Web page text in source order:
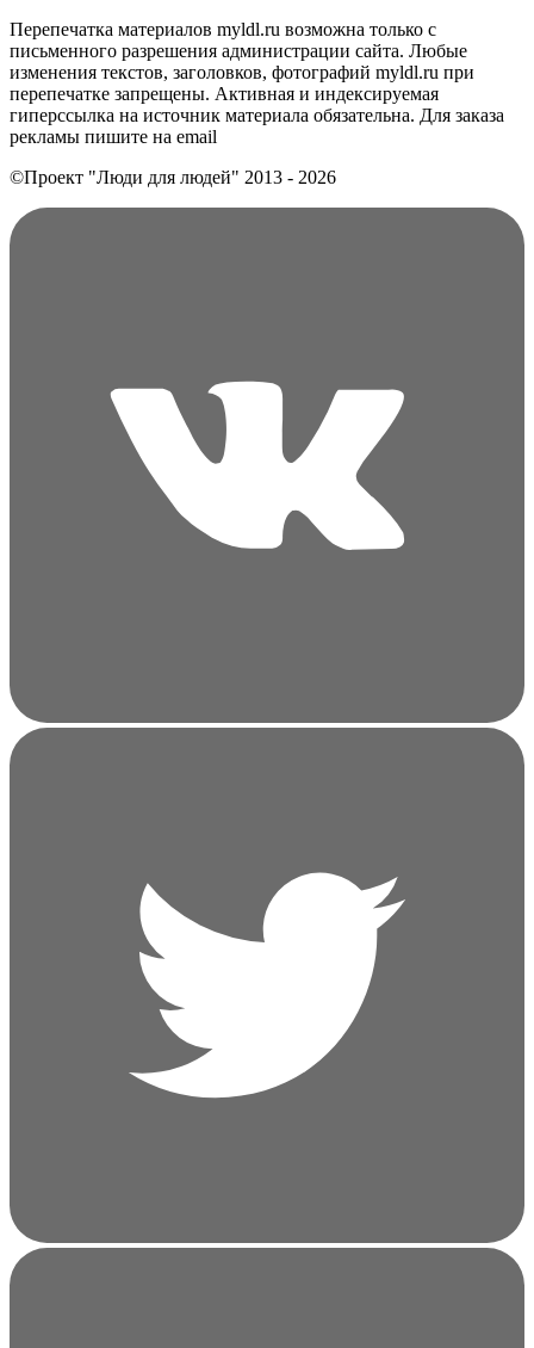
Перепечатка материалов myldl.ru возможна только с
письменного разрешения администрации сайта. Любые
изменения текстов, заголовков, фотографий myldl.ru при
перепечатке запрещены. Активная и индексируемая
гиперссылка на источник материала обязательна. Для заказа
рекламы пишите на еmail
©Проект "Люди для людей" 2013 - 2026